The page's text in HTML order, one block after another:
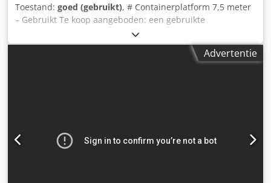
Toestand: goed (gebruikt), # Containerplatform 7,5 meter
– Gebruikt Te koop aangeboden: een gebruikte
containerplatform in goede staat. ### Technische
specificaties * Lengte: 7,5 meter * Breedte: 1,05 meter
(standaard) * Merk: onbekend * Staat: gebruikt * Locatie:
contact met ons op voor meer informatie of extra foto's. ---
## Over Cevoman Dcjdpfx Anjzquxyouek ✔ Meer dan 45
Advertentie